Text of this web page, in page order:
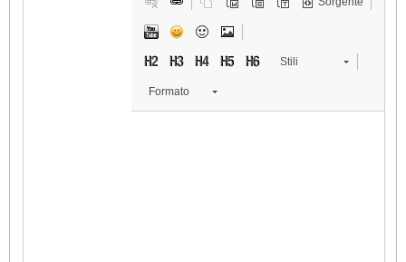
Stili
Formato